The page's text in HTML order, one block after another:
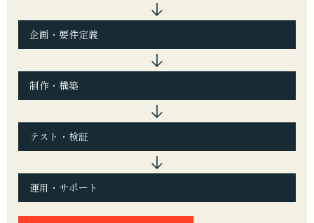
企画・要件定義
制作・構築
テスト・検証
運用・サポート